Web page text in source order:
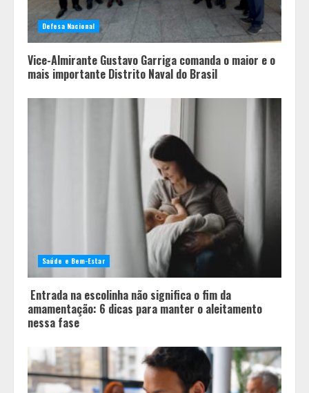
Defesa Nacional
Vice-Almirante Gustavo Garriga comanda o maior e o
mais importante Distrito Naval do Brasil
Saúde e Bem-Estar
Entrada na escolinha não significa o fim da
amamentação: 6 dicas para manter o aleitamento
nessa fase